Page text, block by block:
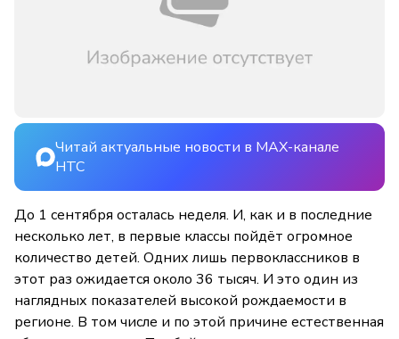
Читай актуальные новости в MAX-канале
НТС
До 1 сентября осталась неделя. И, как и в последние
несколько лет, в первые классы пойдёт огромное
количество детей. Одних лишь первоклассников в
этот раз ожидается около 36 тысяч. И это один из
наглядных показателей высокой рождаемости в
регионе. В том числе и по этой причине естественная